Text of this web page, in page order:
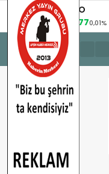
EURO
53,8477 0,01%